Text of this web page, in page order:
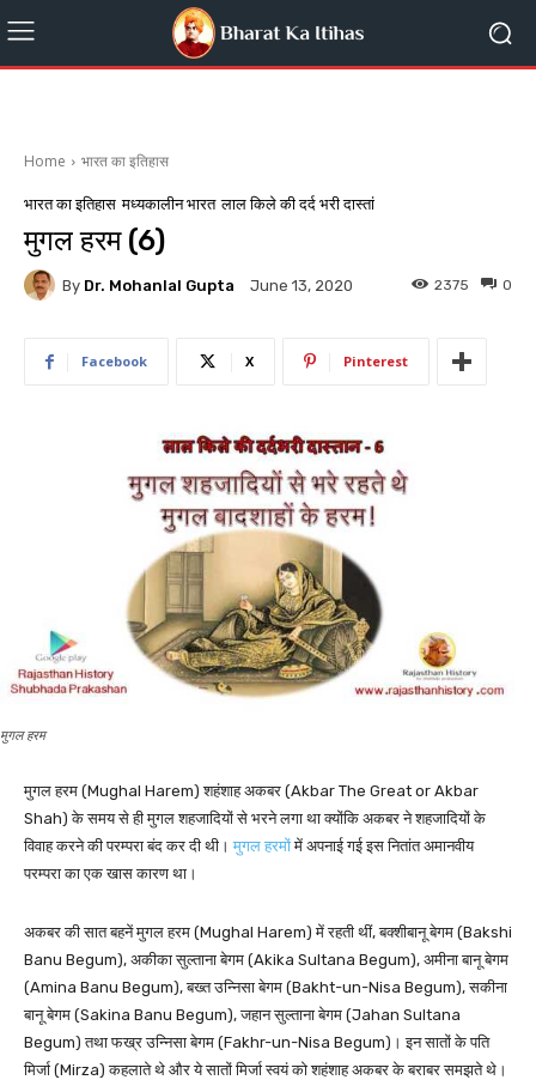
Home भारत का इतिहास
भारत का इतिहास मध्यकालीन भारत लाल किले की दर्द भरी दास्तां
मुगल हरम (6)
By Dr. Mohanlal Gupta June 13, 2020 0
2375
Facebook X Pinterest
मुगल हरम
मुगल हरम (Mughal Harem) शहंशाह अकबर (Akbar The Great or Akbar
Shah) के समय से ही मुगल शहजादियों से भरने लगा था क्योंकि अकबर ने शहजादियों के
विवाह करने की परम्परा बंद कर दी थी। मुगल हरमोंमें अपनाई गई इस नितांत अमानवीय
परम्परा का एक खास कारण था।
अकबर की सात बहनें मुगल हरम (Mughal Harem) में रहती थीं, बक्शीबानू बेगम (Bakshi
Banu Begum), अकीका सुल्ताना बेगम (Akika Sultana Begum), अमीना बानू बेगम
(Amina Banu Begum), बख्त उन्निसा बेगम (Bakht-un-Nisa Begum), सकीना
बानू बेगम (Sakina Banu Begum), जहान सुल्ताना बेगम (Jahan Sultana
Begum) तथा फख्र उन्निसा बेगम (Fakhr-un-Nisa Begum)। इन सातों के पति
मिर्जा (Mirza) कहलाते थे और ये सातों मिर्जा स्वयं को शहंशाह अकबर के बराबर समझते थे।